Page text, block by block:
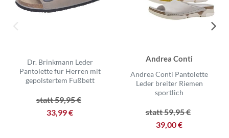
Dr. Brinkmann Leder
Pantolette für Herren mit
gepolstertem Fußbett
statt 59,95 €
33,99 €
Andrea Conti
Andrea Conti Pantolette
Leder breiter Riemen
sportlich
statt 59,95 €
39,00 €